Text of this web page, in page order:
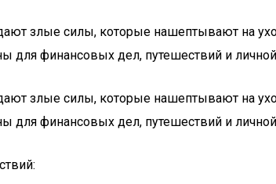
злые силы, которые нашептывают на
для финансовых дел, путешествий и
злые силы, которые нашептывают на
для финансовых дел, путешествий и